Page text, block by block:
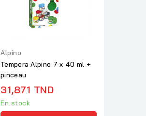
Alpino
Tempera Alpino 7 x 40 ml +
pinceau
31,871 TND
En stock